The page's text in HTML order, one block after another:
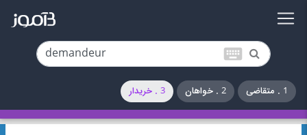
keyboard
1 . متقاضی 2 . خواهان 3 . خریدار